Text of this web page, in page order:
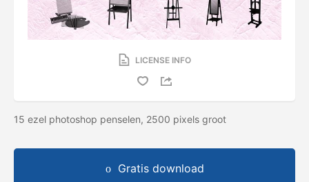
LICENSE INFO
15 ezel photoshop penselen, 2500 pixels groot
Gratis download